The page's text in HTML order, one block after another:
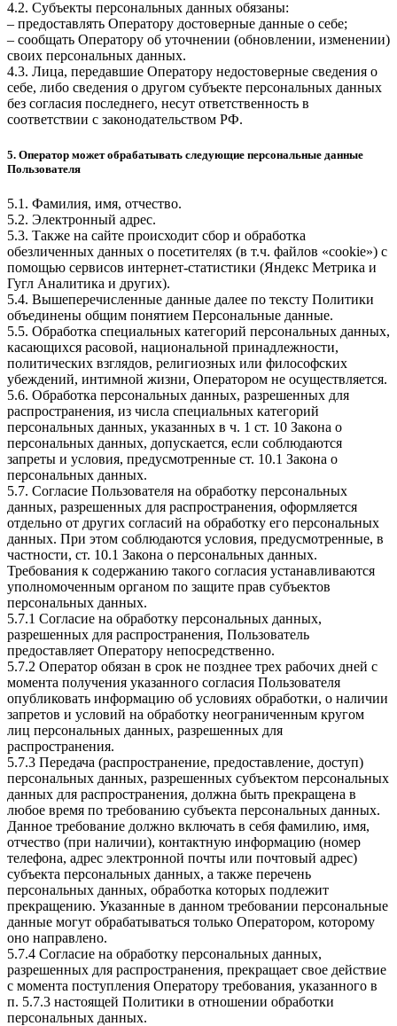
4.2. Субъекты персональных данных обязаны:
– предоставлять Оператору достоверные данные о себе;
– сообщать Оператору об уточнении (обновлении, изменении)
своих персональных данных.
4.3. Лица, передавшие Оператору недостоверные сведения о
себе, либо сведения о другом субъекте персональных данных
без согласия последнего, несут ответственность в
соответствии с законодательством РФ.
5. Оператор может обрабатывать следующие персональные данные
Пользователя
5.1. Фамилия, имя, отчество.
5.2. Электронный адрес.
5.3. Также на сайте происходит сбор и обработка
обезличенных данных о посетителях (в т.ч. файлов «cookie») с
помощью сервисов интернет-статистики (Яндекс Метрика и
Гугл Аналитика и других).
5.4. Вышеперечисленные данные далее по тексту Политики
объединены общим понятием Персональные данные.
5.5. Обработка специальных категорий персональных данных,
касающихся расовой, национальной принадлежности,
политических взглядов, религиозных или философских
убеждений, интимной жизни, Оператором не осуществляется.
5.6. Обработка персональных данных, разрешенных для
распространения, из числа специальных категорий
персональных данных, указанных в ч. 1 ст. 10 Закона о
персональных данных, допускается, если соблюдаются
запреты и условия, предусмотренные ст. 10.1 Закона о
персональных данных.
5.7. Согласие Пользователя на обработку персональных
данных, разрешенных для распространения, оформляется
отдельно от других согласий на обработку его персональных
данных. При этом соблюдаются условия, предусмотренные, в
частности, ст. 10.1 Закона о персональных данных.
Требования к содержанию такого согласия устанавливаются
уполномоченным органом по защите прав субъектов
персональных данных.
5.7.1 Согласие на обработку персональных данных,
разрешенных для распространения, Пользователь
предоставляет Оператору непосредственно.
5.7.2 Оператор обязан в срок не позднее трех рабочих дней с
момента получения указанного согласия Пользователя
опубликовать информацию об условиях обработки, о наличии
запретов и условий на обработку неограниченным кругом
лиц персональных данных, разрешенных для
распространения.
5.7.3 Передача (распространение, предоставление, доступ)
персональных данных, разрешенных субъектом персональных
данных для распространения, должна быть прекращена в
любое время по требованию субъекта персональных данных.
Данное требование должно включать в себя фамилию, имя,
отчество (при наличии), контактную информацию (номер
телефона, адрес электронной почты или почтовый адрес)
субъекта персональных данных, а также перечень
персональных данных, обработка которых подлежит
прекращению. Указанные в данном требовании персональные
данные могут обрабатываться только Оператором, которому
оно направлено.
5.7.4 Согласие на обработку персональных данных,
разрешенных для распространения, прекращает свое действие
с момента поступления Оператору требования, указанного в
п. 5.7.3 настоящей Политики в отношении обработки
персональных данных.